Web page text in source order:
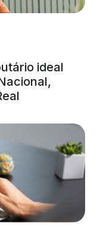
ideal